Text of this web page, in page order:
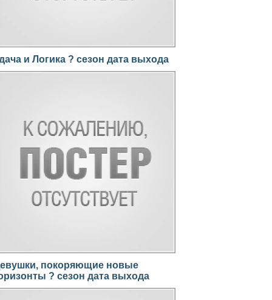
и Логика ? сезон дата выхода
покоряющие новые
? сезон дата выхода